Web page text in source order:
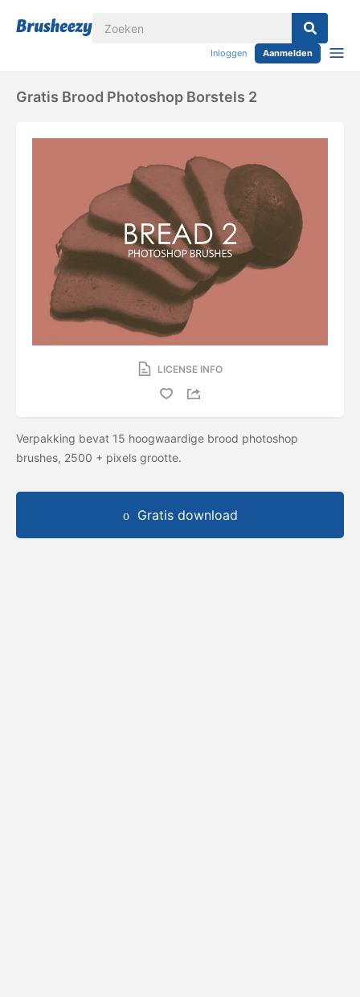
Inloggen Aanmelden
Gratis Brood Photoshop Borstels 2
LICENSE INFO
Verpakking bevat 15 hoogwaardige brood photoshop
brushes, 2500 + pixels grootte.
Gratis download